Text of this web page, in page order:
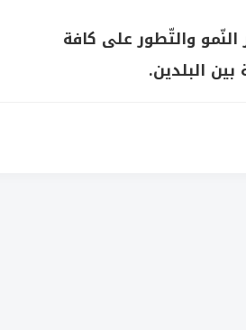
والتّطور على كافة
بين البلدين.